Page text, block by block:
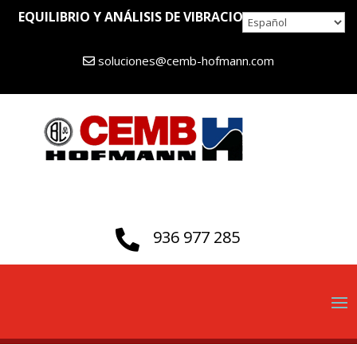
EQUILIBRIO Y ANÁLISIS DE VIBRACIONES DESDE 1946
soluciones@cemb-hofmann.com
 936 977 285